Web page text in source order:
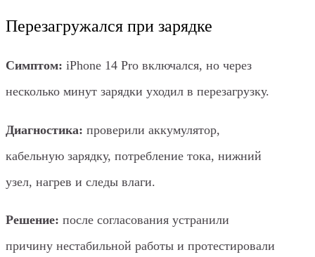
Перезагружался при зарядке
Симптом: iPhone 14 Pro включался, но через
несколько минут зарядки уходил в перезагрузку.
Диагностика: проверили аккумулятор,
кабельную зарядку, потребление тока, нижний
узел, нагрев и следы влаги.
Решение: после согласования устранили
причину нестабильной работы и протестировали